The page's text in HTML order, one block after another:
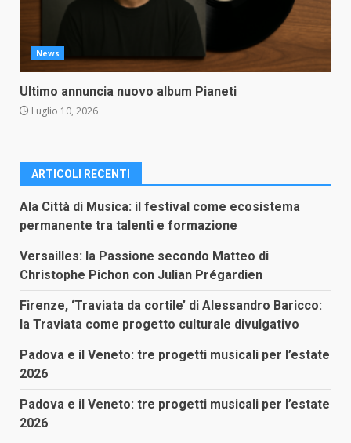
News
Ultimo annuncia nuovo album Pianeti
Luglio 10, 2026
ARTICOLI RECENTI
Ala Città di Musica: il festival come ecosistema
permanente tra talenti e formazione
Versailles: la Passione secondo Matteo di
Christophe Pichon con Julian Prégardien
Firenze, ‘Traviata da cortile’ di Alessandro Baricco:
la Traviata come progetto culturale divulgativo
Padova e il Veneto: tre progetti musicali per l’estate
2026
Padova e il Veneto: tre progetti musicali per l’estate
2026